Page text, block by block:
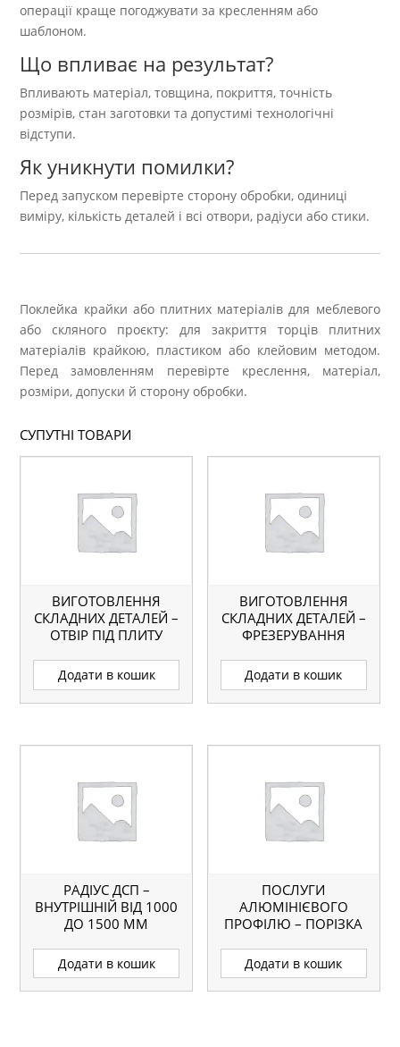
операції краще погоджувати за кресленням або
шаблоном.
Що впливає на результат?
Впливають матеріал, товщина, покриття, точність
розмірів, стан заготовки та допустимі технологічні
відступи.
Як уникнути помилки?
Перед запуском перевірте сторону обробки, одиниці
виміру, кількість деталей і всі отвори, радіуси або стики.
Поклейка крайки або плитних матеріалів для меблевого
або скляного проєкту: для закриття торців плитних
матеріалів крайкою, пластиком або клейовим методом.
Перед замовленням перевірте креслення, матеріал,
розміри, допуски й сторону обробки.
СУПУТНІ ТОВАРИ
ВИГОТОВЛЕННЯ
СКЛАДНИХ ДЕТАЛЕЙ –
ОТВІР ПІД ПЛИТУ
Додати в кошик
ВИГОТОВЛЕННЯ
СКЛАДНИХ ДЕТАЛЕЙ –
ФРЕЗЕРУВАННЯ
Додати в кошик
РАДІУС ДСП –
ВНУТРІШНІЙ ВІД 1000
ДО 1500 ММ
Додати в кошик
ПОСЛУГИ
АЛЮМІНІЄВОГО
ПРОФІЛЮ – ПОРІЗКА
Додати в кошик